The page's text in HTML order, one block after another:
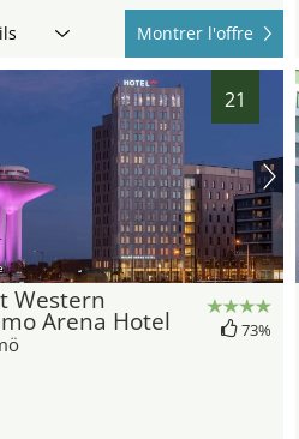
Montrer l'offre
21
Western
Arena Hotel 73%